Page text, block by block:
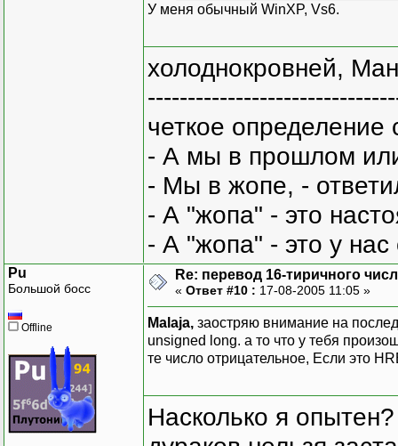
У меня обычный WinXP, Vs6.
холоднокровней,
четкое
- А мы в прошлом
- Мы в жопе, -
- А "жопа" - это
- А "жопа" - это у
Pu
Большой босс
Offline
Re: перевод 16-тиричного
« Ответ #10 : 17-08-2005 11:05 »
Malaja, заостряю внимание на
unsigned long. а то что у тебя
те число отрицательное, Если это
Насколько я